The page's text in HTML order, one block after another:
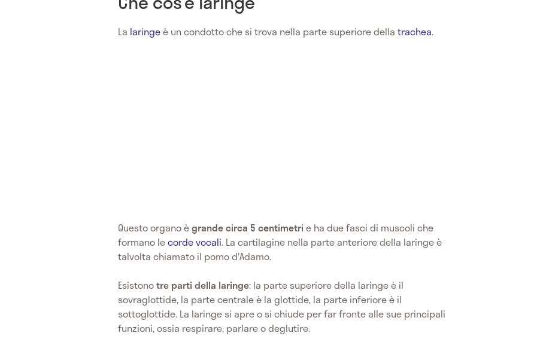
La laringeè un condotto che si trova nella parte superiore della trachea.
Questo organo ègrande circa 5 centimetrie ha due fasci di muscoli che
formano lecorde vocali. La cartilagine nella parte anteriore della laringe è
talvolta chiamato il pomo d'Adamo.
Esistonotre parti della laringe: la parte superiore della laringe è il
sovraglottide, la parte centrale è la glottide, la parte inferiore è il
sottoglottide. La laringe si apre o si chiude per far fronte alle sue principali
funzioni, ossia respirare, parlare o deglutire.